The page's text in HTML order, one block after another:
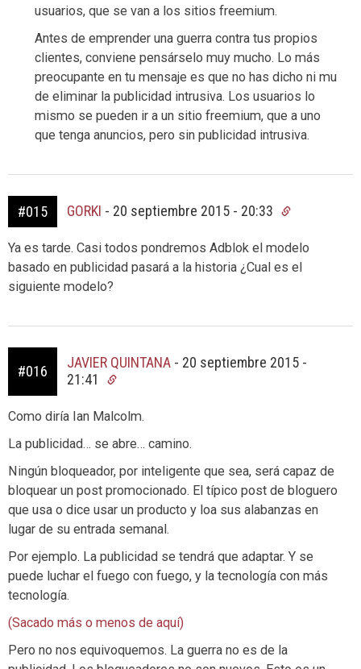
usuarios, que se van a los sitios freemium.
Antes de emprender una guerra contra tus propios
clientes, conviene pensárselo muy mucho. Lo más
preocupante en tu mensaje es que no has dicho ni mu
de eliminar la publicidad intrusiva. Los usuarios lo
mismo se pueden ir a un sitio freemium, que a uno
que tenga anuncios, pero sin publicidad intrusiva.
#015 GORKI - 20 septiembre 2015 - 20:33
Ya es tarde. Casi todos pondremos Adblok el modelo
basado en publicidad pasará a la historia ¿Cual es el
siguiente modelo?
#016
JAVIER QUINTANA - 20 septiembre 2015 -
21:41
Como diría Ian Malcolm.
La publicidad… se abre… camino.
Ningún bloqueador, por inteligente que sea, será capaz de
bloquear un post promocionado. El típico post de bloguero
que usa o dice usar un producto y loa sus alabanzas en
lugar de su entrada semanal.
Por ejemplo. La publicidad se tendrá que adaptar. Y se
puede luchar el fuego con fuego, y la tecnología con más
tecnología.
(Sacado más o menos de aquí)
Pero no nos equivoquemos. La guerra no es de la